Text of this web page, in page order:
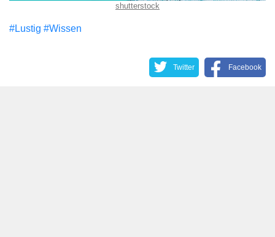
shutterstock
#Lustig #Wissen
Twitter Facebook